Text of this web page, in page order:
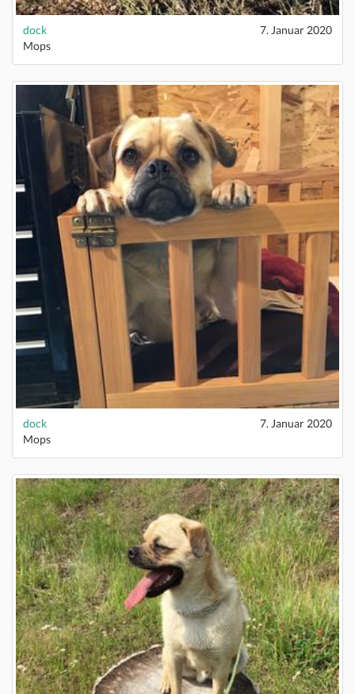
dock
7. Januar 2020
Mops
dock
7. Januar 2020
Mops